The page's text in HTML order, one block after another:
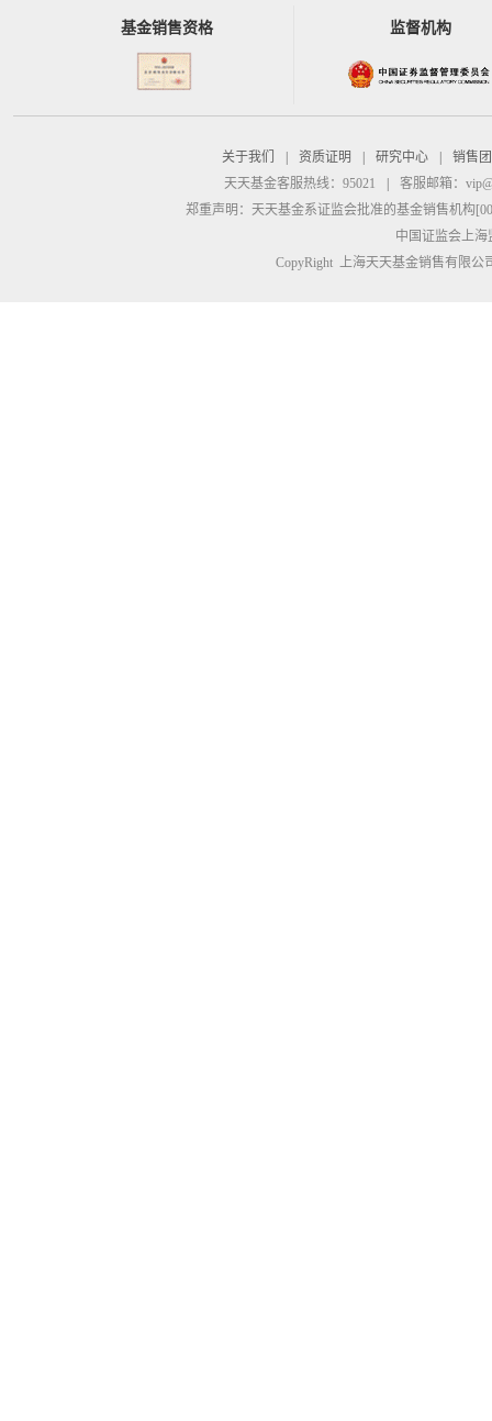
基金销售资格 监督机构
关于我们 资质证明 研究中心
销售
天天基金客服热线：95021
客服邮箱：
郑重声明： 天天基金系证监会批准的基金销售机构
中国证监会上
CopyRight 上海天天基金销售有限